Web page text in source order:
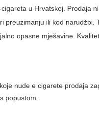
u Hrvatskoj. Prodaja
ili kod
opasne mješavine.
nudee cigarete prodaja
popustom.